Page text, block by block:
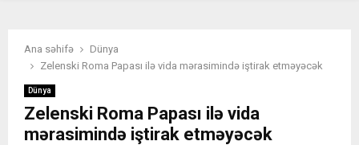
Ana səhifə
Dünya
Zelenski Roma Papası ilə vida mərasimində iştirak etməyəcək
Dünya
Zelenski Roma Papası ilə vida
mərasimində iştirak etməyəcək